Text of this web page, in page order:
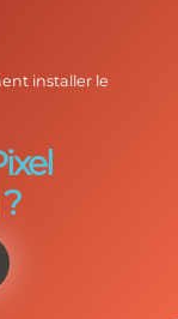
installer le